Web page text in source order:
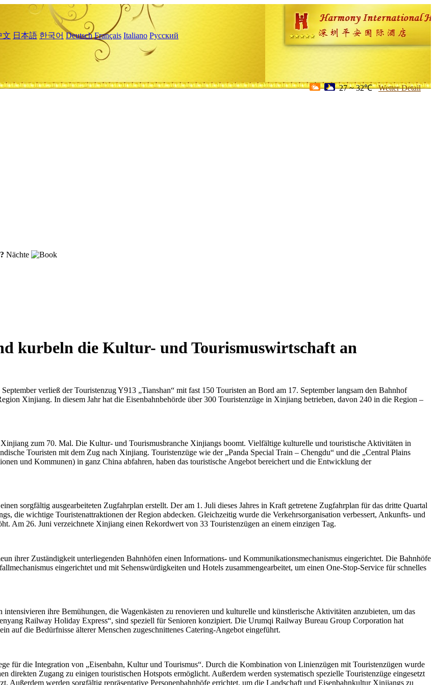
文 日本語 한국어 Deutsch Français Italiano Русский
27 ~ 32℃ Wetter Detail
? Nächte
kurbeln die Kultur- und Tourismuswirtschaft an
verließ der Touristenzug Y913 „Tianshan“ mit fast 150 Touristen an Bord am 17. September langsam den Bahnhof
Xinjiang. In diesem Jahr hat die Eisenbahnbehörde über 300 Touristenzüge in Xinjiang betrieben, davon 240 in die Region –
zum 70. Mal. Die Kultur- und Tourismusbranche Xinjiangs boomt. Vielfältige kulturelle und touristische Aktivitäten in
Touristen mit dem Zug nach Xinjiang. Touristenzüge wie der „Panda Special Train – Chengdu“ und die „Central Plains
und Kommunen) in ganz China abfahren, haben das touristische Angebot bereichert und die Entwicklung der
sorgfältig ausgearbeiteten Zugfahrplan erstellt. Der am 1. Juli dieses Jahres in Kraft getretene Zugfahrplan für das dritte Quartal
die wichtige Touristenattraktionen der Region abdecken. Gleichzeitig wurde die Verkehrsorganisation verbessert, Ankunfts- und
Am 26. Juni verzeichnete Xinjiang einen Rekordwert von 33 Touristenzügen an einem einzigen Tag.
ihrer Zuständigkeit unterliegenden Bahnhöfen einen Informations- und Kommunikationsmechanismus eingerichtet. Die Bahnhöfe
eingerichtet und mit Sehenswürdigkeiten und Hotels zusammengearbeitet, um einen One-Stop-Service für schnelles
ihre Bemühungen, die Wagenkästen zu renovieren und kulturelle und künstlerische Aktivitäten anzubieten, um das
Railway Holiday Express“, sind speziell für Senioren konzipiert. Die Urumqi Railway Bureau Group Corporation hat
auf die Bedürfnisse älterer Menschen zugeschnittenes Catering-Angebot eingeführt.
für die Integration von „Eisenbahn, Kultur und Tourismus“. Durch die Kombination von Linienzügen mit Touristenzügen wurde
direkten Zugang zu einigen touristischen Hotspots ermöglicht. Außerdem werden systematisch spezielle Touristenzüge eingesetzt
Außerdem werden sorgfältig repräsentative Personenbahnhöfe errichtet, um die Landschaft und Eisenbahnkultur Xinjiangs zu